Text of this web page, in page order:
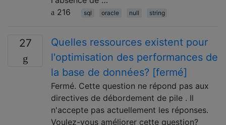
216
sql oracle null string
27
Quelles ressources existent pour
l'optimisation des performances de
la base de données? [fermé]
Fermé. Cette question ne répond pas aux
directives de débordement de pile . Il
n'accepte pas actuellement les réponses.
Voulez-vous améliorer cette question?